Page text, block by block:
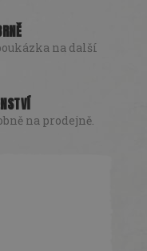
na další
na prodejně.